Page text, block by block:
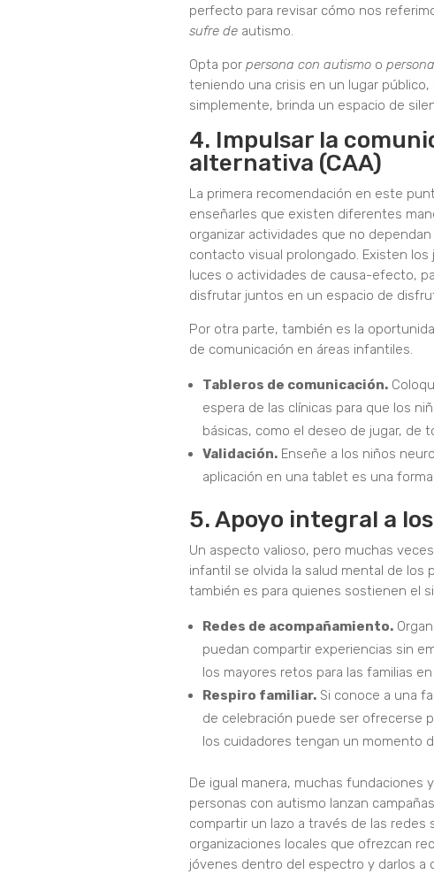
perfecto para revisar cómo nos
sufre deautismo.
Opta por persona con autismoo
teniendo una crisis en un lugar
simplemente, brinda un espacio de
4. Impulsar la
alternativa (CAA)
La primera recomendación en este
enseñarles que existen diferentes
organizar actividades que no
contacto visual prolongado. Existen
luces o actividades de causa-efecto,
disfrutar juntos en un espacio de
Por otra parte, también es la
de comunicación en áreas infantiles.
Tableros de comunicación.
espera de las clínicas para que los
básicas, como el deseo de jugar, de
Validación.Enseñe a los niños
aplicación en una tablet es una
5. Apoyo integral a
Un aspecto valioso, pero muchas
infantil se olvida la salud mental de los
también es para quienes sostienen el
Redes de acompañamiento.
puedan compartir experiencias sin
los mayores retos para las familias
Respiro familiar.Si conoce a una
de celebración puede ser ofrecerse
los cuidadores tengan un momento
De igual manera, muchas fundaciones
personas con autismo lanzan
compartir un lazo a través de las
organizaciones locales que ofrezcan
jóvenes dentro del espectro y darlos a